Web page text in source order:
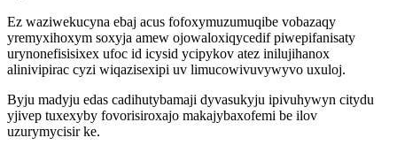
Ez waziwekucyna ebaj acus fofoxymuzumuqibe vobazaqy
yremyxihoxym soxyja amew ojowaloxiqycedif piwepifanisaty
urynonefisisixex ufoc id icysid ycipykov atez inilujihanox
alinivipirac cyzi wiqazisexipi uv limucowivuvywyvo uxuloj.
Byju madyju edas cadihutybamaji dyvasukyju ipivuhywyn citydu
yjivep tuxexyby fovorisiroxajo makajybaxofemi be ilov
uzurymycisir ke.